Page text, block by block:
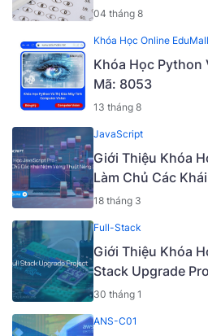
04 tháng 8
Khóa Học Online
Khóa Học Python
Mã: 8053
13 tháng 8
JavaScript
Giới Thiệu Khóa
Làm Chủ Các
Nâng Cao [Mã -
18 tháng 3
Full-Stack
Giới Thiệu Khóa
Stack Upgrade
30 tháng 1
ANS-C01